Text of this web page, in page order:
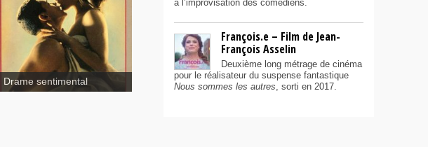
Drame sentimental
à l’improvisation des comédiens.
François.e – Film de Jean-
François Asselin
Deuxième long métrage de cinéma
pour le réalisateur du suspense fantastique
Nous sommes les autres, sorti en 2017.